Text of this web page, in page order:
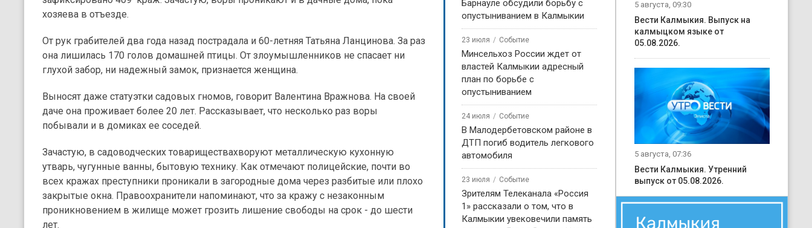
хозяева в отъезде.
От рук грабителей два года назад пострадала и 60-летняя Татьяна Ланцинова. За раз
она лишилась 170 голов домашней птицы. От злоумышленников не спасает ни
глухой забор, ни надежный замок, признается женщина.
Выносят даже статуэтки садовых гномов, говорит Валентина Вражнова. На своей
даче она проживает более 20 лет. Рассказывает, что несколько раз воры
побывали и в домиках ее соседей.
Зачастую, в садоводческих товариществахворуют металлическую кухонную
утварь, чугунные ванны, бытовую технику. Как отмечают полицейские, почти во
всех кражах преступники проникали в загородные дома через разбитые или плохо
закрытые окна. Правоохранители напоминают, что за кражу с незаконным
проникновением в жилище может грозить лишение свободы на срок - до шести
лет.
Барнауле обсудили борьбу с
опустыниванием в Калмыкии
23 июля Событие
Минсельхоз России ждет от
властей Калмыкии адресный
план по борьбе с
опустыниванием
24 июля Событие
В Малодербетовском районе в
ДТП погиб водитель легкового
автомобиля
23 июля Событие
Зрителям Телеканала «Россия
1» рассказали о том, что в
Калмыкии увековечили память
5 августа, 09:30
Вести Калмыкия. Выпуск на
калмыцком языке от
05.08.2026.
5 августа, 07:36
Вести Калмыкия. Утренний
выпуск от 05.08.2026.